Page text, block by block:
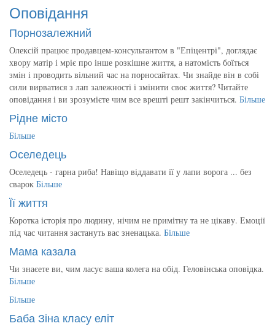
Оповідання
Порнозалежний
Олексій працює продавцем-консультантом в "Епіцентрі", доглядає
хвору матір і мріє про інше розкішне життя, а натомість боїться
змін і проводить вільний час на порносайтах. Чи знайде він в собі
сили вирватися з лап залежності і змінити своє життя? Читайте
оповідання і ви зрозумієте чим все врешті решт закінчиться. Більше
Рідне місто
Більше
Оселедець
Оселедець - гарна риба! Навіщо віддавати її у лапи ворога ... без
сварок Більше
Її життя
Коротка історія про людину, нічим не примітну та не цікаву. Емоції
під час читання застануть вас зненацька. Більше
Мама казала
Чи знаєете ви, чим ласує ваша колега на обід. Геловінська оповідка.
Більше
Більше
Баба Зіна класу еліт